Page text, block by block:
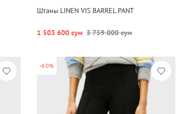
Штаны LINEN VIS BARREL PANT
1 503 600 сум 3 759 000 сум
-60%